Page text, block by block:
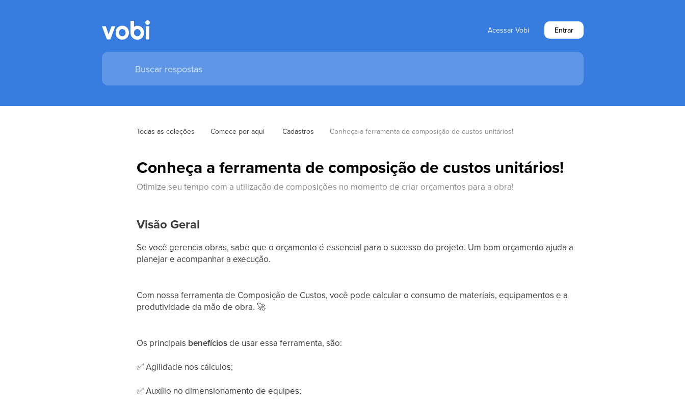
Acessar Vobi Entrar
Todas as coleções Comece por aqui Cadastros Conheça a ferramenta de composição de custos unitários!
Conheça a ferramenta de composição de custos unitários!
Otimize seu tempo com a utilização de composições no momento de criar orçamentos para a obra!
Visão Geral
Se você gerencia obras, sabe que o orçamento é essencial para o sucesso do projeto. Um bom orçamento ajuda a
planejar e acompanhar a execução.
Com nossa ferramenta de Composição de Custos, você pode calcular o consumo de materiais, equipamentos e a
produtividade da mão de obra. 🚀
Os principais benefíciosde usar essa ferramenta, são:
✅Agilidade nos cálculos;
✅Auxílio no dimensionamento de equipes;